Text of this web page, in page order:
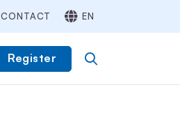
CONTACT EN
Register